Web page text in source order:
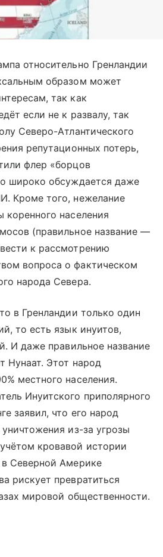
относительно Гренландии
образом может
так как
если не к развалу, так
Северо-Атлантического
репутационных потерь,
флер «борцов
широко обсуждается даже
Кроме того, нежелание
коренного населения
(правильное название —
к рассмотрению
вопроса о фактическом
народа Севера.
в Гренландии только один
то есть язык инуитов,
И даже правильное название
Нунаат. Этот народ
местного населения.
Инуитского приполярного
заявил, что его народ
из-за угрозы
кровавой истории
Северной Америке
рискует превратиться
мировой общественности.